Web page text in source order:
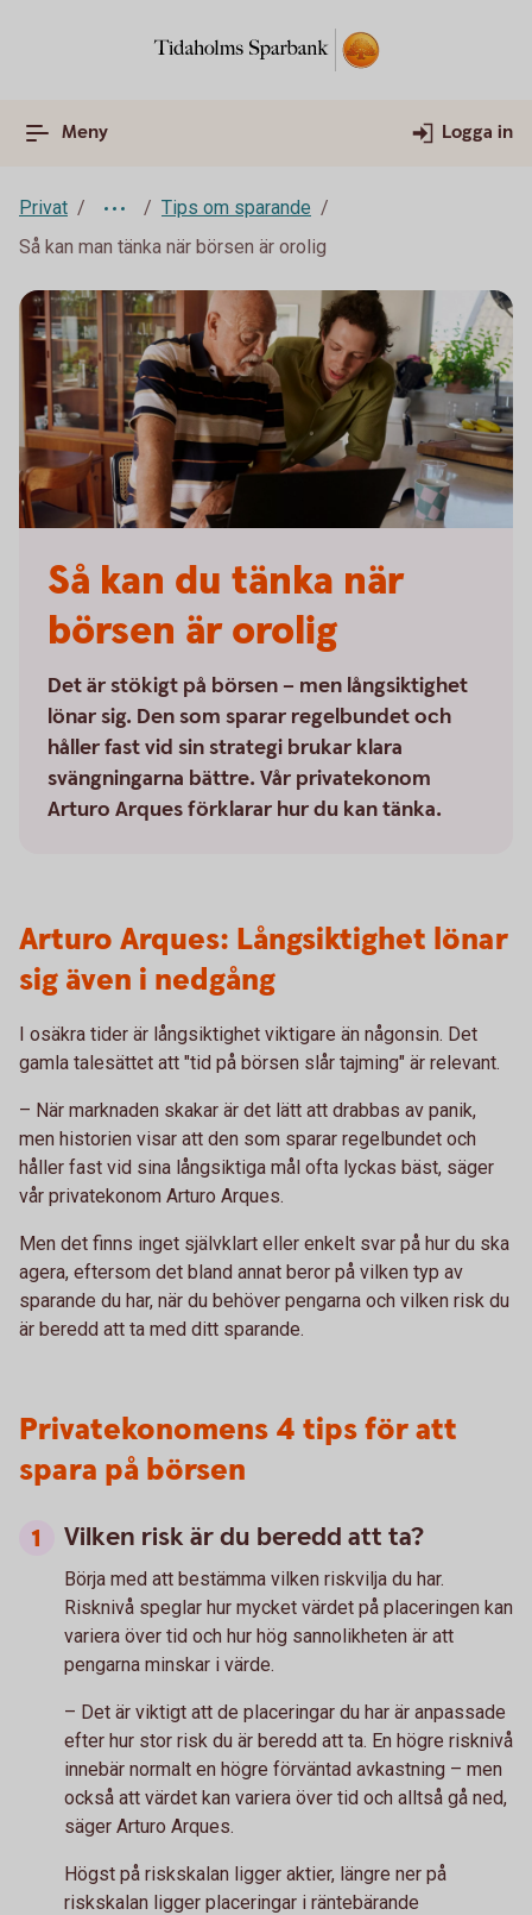
Meny Logga in
Privat
Tips om sparande
Så kan man tänka när börsen är orolig
Så kan du tänka när
börsen är orolig
Det är stökigt på börsen – men långsiktighet
lönar sig. Den som sparar regelbundet och
håller fast vid sin strategi brukar klara
svängningarna bättre. Vår privatekonom
Arturo Arques förklarar hur du kan tänka.
Arturo Arques: Långsiktighet lönar
sig även i nedgång
I osäkra tider är långsiktighet viktigare än någonsin. Det
gamla talesättet att "tid på börsen slår tajming" är relevant.
– När marknaden skakar är det lätt att drabbas av panik,
men historien visar att den som sparar regelbundet och
håller fast vid sina långsiktiga mål ofta lyckas bäst, säger
vår privatekonom Arturo Arques.
Men det finns inget självklart eller enkelt svar på hur du ska
agera, eftersom det bland annat beror på vilken typ av
sparande du har, när du behöver pengarna och vilken risk du
är beredd att ta med ditt sparande.
Privatekonomens 4 tips för att
spara på börsen
Vilken risk är du beredd att ta?
Börja med att bestämma vilken riskvilja du har.
Risknivå speglar hur mycket värdet på placeringen kan
variera över tid och hur hög sannolikheten är att
pengarna minskar i värde.
– Det är viktigt att de placeringar du har är anpassade
efter hur stor risk du är beredd att ta. En högre risknivå
innebär normalt en högre förväntad avkastning – men
också att värdet kan variera över tid och alltså gå ned,
säger Arturo Arques.
Högst på riskskalan ligger aktier, längre ner på
riskskalan ligger placeringar i räntebärande